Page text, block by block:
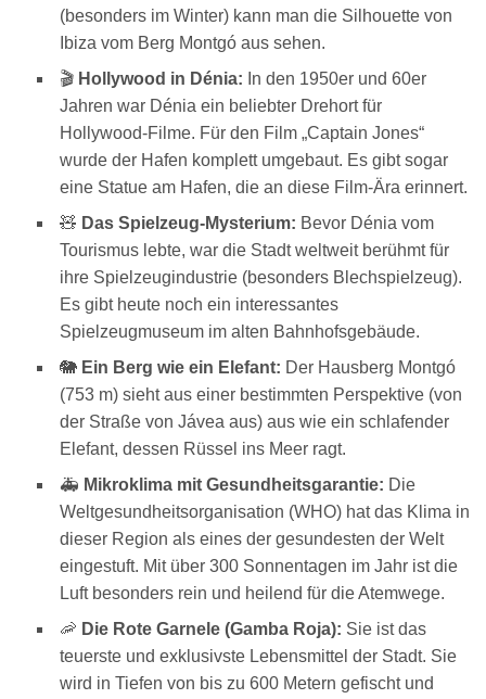
(besonders im Winter) kann man die Silhouette von
Ibiza vom Berg Montgó aus sehen.
🎬 Hollywood in Dénia: In den 1950er und 60er
Jahren war Dénia ein beliebter Drehort für
Hollywood-Filme. Für den Film „Captain Jones“
wurde der Hafen komplett umgebaut. Es gibt sogar
eine Statue am Hafen, die an diese Film-Ära erinnert.
🧸 Das Spielzeug-Mysterium: Bevor Dénia vom
Tourismus lebte, war die Stadt weltweit berühmt für
ihre Spielzeugindustrie (besonders Blechspielzeug).
Es gibt heute noch ein interessantes
Spielzeugmuseum im alten Bahnhofsgebäude.
🐘 Ein Berg wie ein Elefant: Der Hausberg Montgó
(753 m) sieht aus einer bestimmten Perspektive (von
der Straße von Jávea aus) aus wie ein schlafender
Elefant, dessen Rüssel ins Meer ragt.
🚑 Mikroklima mit Gesundheitsgarantie: Die
Weltgesundheitsorganisation (WHO) hat das Klima in
dieser Region als eines der gesundesten der Welt
eingestuft. Mit über 300 Sonnentagen im Jahr ist die
Luft besonders rein und heilend für die Atemwege.
🦐 Die Rote Garnele (Gamba Roja): Sie ist das
teuerste und exklusivste Lebensmittel der Stadt. Sie
wird in Tiefen von bis zu 600 Metern gefischt und